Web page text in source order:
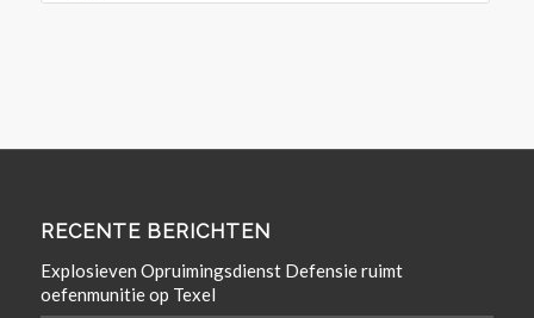
RECENTE BERICHTEN
Explosieven Opruimingsdienst Defensie ruimt
oefenmunitie op Texel